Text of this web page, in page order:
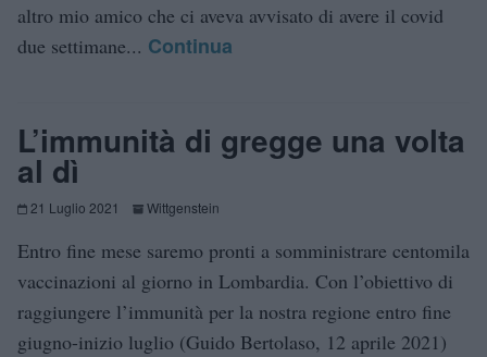
altro mio amico che ci aveva avvisato di avere il covid
due settimane... Continua
L’immunità di gregge una volta
al dì
21 Luglio 2021 Wittgenstein
Entro fine mese saremo pronti a somministrare centomila
vaccinazioni al giorno in Lombardia. Con l’obiettivo di
raggiungere l’immunità per la nostra regione entro fine
giugno-inizio luglio (Guido Bertolaso, 12 aprile 2021)